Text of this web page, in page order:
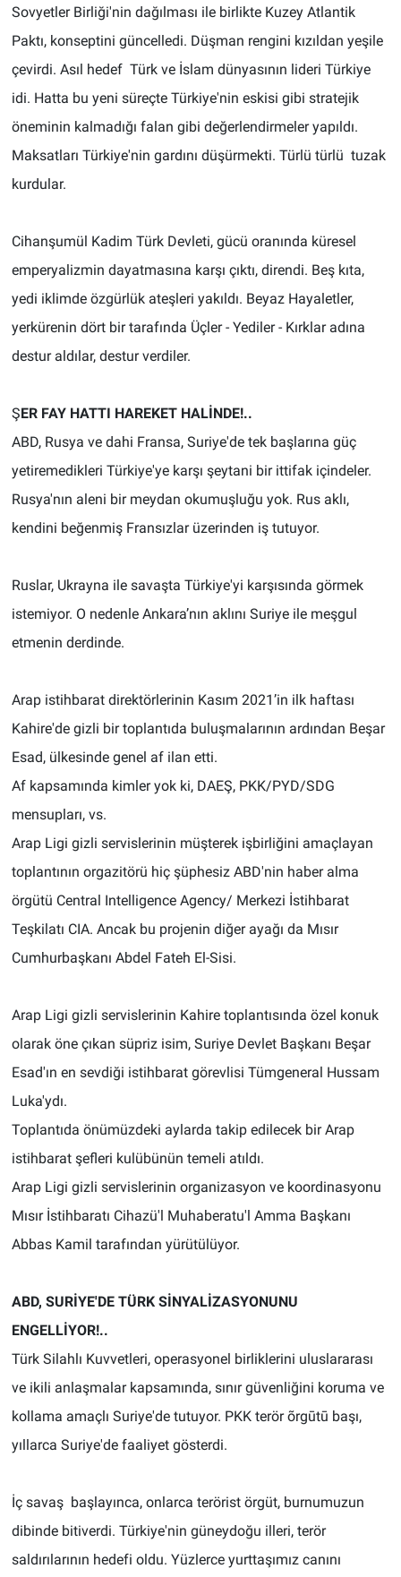
Sovyetler Birliği'nin dağılması ile birlikte Kuzey Atlantik
Paktı, konseptini güncelledi. Düşman rengini kızıldan yeşile
çevirdi. Asıl hedef Türk ve İslam dünyasının lideri Türkiye
idi. Hatta bu yeni süreçte Türkiye'nin eskisi gibi stratejik
öneminin kalmadığı falan gibi değerlendirmeler yapıldı.
Maksatları Türkiye'nin gardını düşürmekti. Türlü türlü tuzak
kurdular.
Cihanşumül Kadim Türk Devleti, gücü oranında küresel
emperyalizmin dayatmasına karşı çıktı, direndi. Beş kıta,
yedi iklimde özgürlük ateşleri yakıldı. Beyaz Hayaletler,
yerkürenin dört bir tarafında Üçler - Yediler - Kırklar adına
destur aldılar, destur verdiler.
ŞER FAY HATTI HAREKET HALİNDE!..
ABD, Rusya ve dahi Fransa, Suriye'de tek başlarına güç
yetiremedikleri Türkiye'ye karşı şeytani bir ittifak içindeler.
Rusya'nın aleni bir meydan okumuşluğu yok. Rus aklı,
kendini beğenmiş Fransızlar üzerinden iş tutuyor.
Ruslar, Ukrayna ile savaşta Türkiye'yi karşısında görmek
istemiyor. O nedenle Ankara’nın aklını Suriye ile meşgul
etmenin derdinde.
Arap istihbarat direktörlerinin Kasım 2021’in ilk haftası
Kahire'de gizli bir toplantıda buluşmalarının ardından Beşar
Esad, ülkesinde genel af ilan etti.
Af kapsamında kimler yok ki, DAEŞ, PKK/PYD/SDG
mensupları, vs.
Arap Ligi gizli servislerinin müşterek işbirliğini amaçlayan
toplantının orgazitörü hiç şüphesiz ABD'nin haber alma
örgütü Central Intelligence Agency/ Merkezi İstihbarat
Teşkilatı CIA. Ancak bu projenin diğer ayağı da Mısır
Cumhurbaşkanı Abdel Fateh El-Sisi.
Arap Ligi gizli servislerinin Kahire toplantısında özel konuk
olarak öne çıkan süpriz isim, Suriye Devlet Başkanı Beşar
Esad'ın en sevdiği istihbarat görevlisi Tümgeneral Hussam
Luka'ydı.
Toplantıda önümüzdeki aylarda takip edilecek bir Arap
istihbarat şefleri kulübünün temeli atıldı.
Arap Ligi gizli servislerinin organizasyon ve koordinasyonu
Mısır İstihbaratı Cihazü'l Muhaberatu'l Amma Başkanı
Abbas Kamil tarafından yürütülüyor.
ABD, SURİYE'DE TÜRK SİNYALİZASYONUNU
ENGELLİYOR!..
Türk Silahlı Kuvvetleri, operasyonel birliklerini uluslararası
ve ikili anlaşmalar kapsamında, sınır güvenliğini koruma ve
kollama amaçlı Suriye'de tutuyor. PKK terör õrgūtū başı,
yıllarca Suriye'de faaliyet gösterdi.
İç savaş başlayınca, onlarca terörist örgüt, burnumuzun
dibinde bitiverdi. Türkiye'nin güneydoğu illeri, terör
saldırılarının hedefi oldu. Yüzlerce yurttaşımız canını